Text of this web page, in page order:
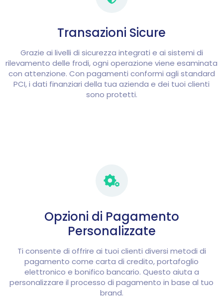
Transazioni Sicure
Grazie ai livelli di sicurezza integrati e ai sistemi di
rilevamento delle frodi, ogni operazione viene esaminata
con attenzione. Con pagamenti conformi agli standard
PCI, i dati finanziari della tua azienda e dei tuoi clienti
sono protetti.
Opzioni di Pagamento
Personalizzate
Ti consente di offrire ai tuoi clienti diversi metodi di
pagamento come carta di credito, portafoglio
elettronico e bonifico bancario. Questo aiuta a
personalizzare il processo di pagamento in base al tuo
brand.